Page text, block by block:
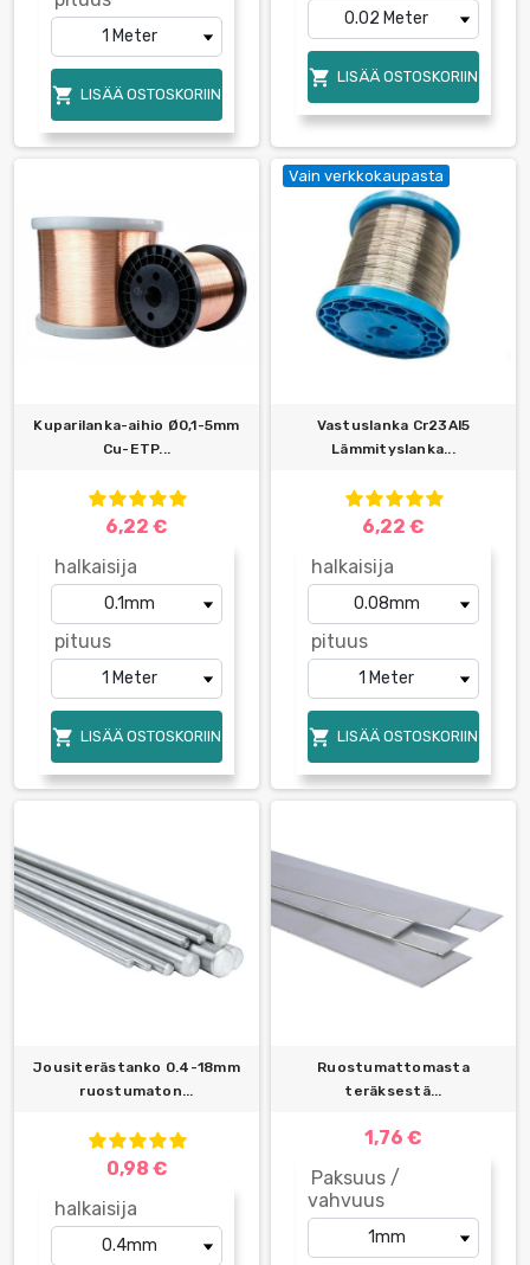
 LISÄÄ OSTOSKORIIN
 LISÄÄ OSTOSKORIIN
Kuparilanka-aihio Ø0,1-5mm
Cu-ETP...
6,22 €
halkaisija
pituus
 LISÄÄ OSTOSKORIIN
Vain verkkokaupasta
Vastuslanka Cr23Al5
Lämmityslanka...
6,22 €
halkaisija
pituus
 LISÄÄ OSTOSKORIIN
Jousiterästanko 0.4-18mm
ruostumaton...
0,98 €
halkaisija
Ruostumattomasta
teräksestä...
1,76 €
Paksuus /
vahvuus